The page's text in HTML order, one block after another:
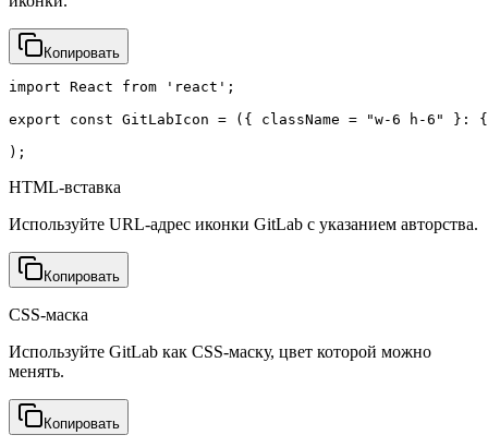
Копировать
import React from 'react';
export const GitLabIcon = ({ className = "w-6 h-6" }:
);
HTML-вставка
Используйте URL-адрес иконки GitLab с указанием авторства.
Копировать
CSS-маска
Используйте GitLab как CSS-маску, цвет которой можно
менять.
Копировать